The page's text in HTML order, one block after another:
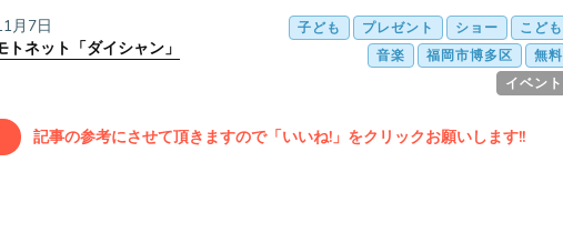
月7日
トネット「ダイシャン」
こども
ショー
プレゼント
子ども
無料
福岡市博多区
音楽
イベント
記事の参考にさせて頂きますので「いいね!」をクリックお願いします!!